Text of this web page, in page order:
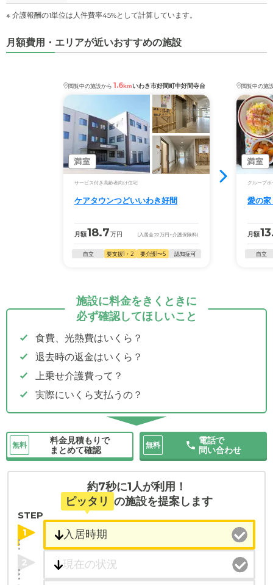
※ 介護報酬の1単位は人件費率45%として計算しています。
月額費用・エリアが近いおすすめの施設
閲覧中の施設から 1.6kmいわき市好間町中好間寺台
満室
サービス付き高齢者向け住宅
ケアタウンつどいいわき好間
月額18.7万円 (入居金22万円 +介護保険料)
自立 要支援1・2 要介護1〜5 認知症可
閲覧中の施
満室
グループホ
愛の
月額
自立
施設に料金をきくときに
必ず確認してほしいこと
食費、光熱費はいくら？
退去時の返金はいくら？
上乗せ介護費って？
実際にいくら支払うの？
無料
料金見積もりで
まとめて確認
無料
電話で
問い合わせ
約7秒に1人が利用！
ピッタリ の施設を提案します
STEP
1
2